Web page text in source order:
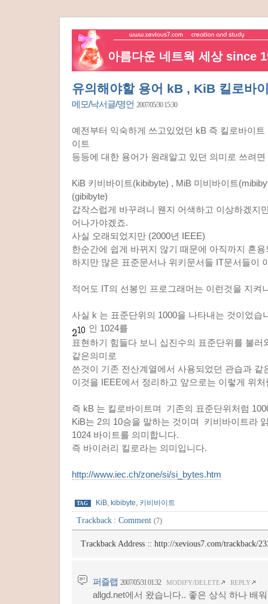
아름다운 네트웍 세상 since
유의해야할 용어 kB , KiB 킬로바
메모/낙서글/명언 2007/05/30 15:30
예전부터 익숙하게 쓰고있었던 kB 즉 킬로바이
이트
등등에 대한 용어가 원래알고 있던 의미로 쓰려
KiB 키비바이트(kibibyte) , MiB 미비바이트
(gibibyte)
갑작스럽게 바꾸려니 웬지 어색하고 이상하겠지
어나가야겠죠.
사실 오래되었지만 (2000년 IEEE)
한순간에 쉽게 바뀌지 않기 때문에 아직까지 혼
하지만 많은 표준문서나 위키문서들 IT문서들이
적어도 IT의 선봉인 프로그래머는 이런것을 지켜
사실 k 는 표준단위의 1000을 나타내는 것이었습
인 1024를
표현하기 힘들다 보니 십진수의 표준단위를 불러
같은의미로
쓴것이 기존 전산계열에서 사용되었던 관습과 같
이것을 IEEE에서 정리하고 앞으로는 이렇게 위
즉 kB 는 킬로바이트며 기존의 표준단위처럼
KiB는 2의 10승을 말하는 것이며 키비바이트라
1024 바이트를 의미합니다.
즉 바이러리 킬로라는 의미입니다.
http://www.iec.ch/zone/si/si_bytes.htm
TAG KiB, kibibyte, 키비바이트
Trackback : Comment (7)
Trackback Address :: http://xevious7.com/trackback/
퍼즐랩 2007/05/31 01:32 MODIFY/DELETE REPLY
allgd.net에서 왔습니다.. 좋은 상식 하나 배